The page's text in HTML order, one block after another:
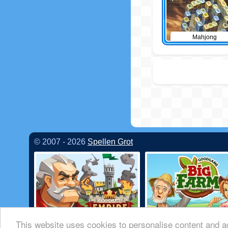
This website uses cookies to personalise content and
Mahjong
© 2007 - 2026 Spellen Grot